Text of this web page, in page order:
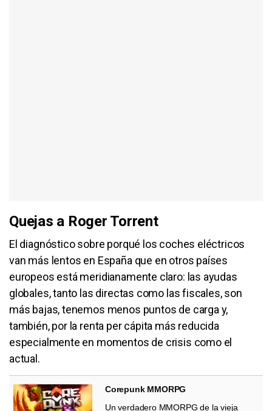
Quejas a Roger Torrent
El diagnóstico sobre porqué los coches eléctricos
van más lentos en España que en otros países
europeos está meridianamente claro: las ayudas
globales, tanto las directas como las fiscales, son
más bajas, tenemos menos puntos de carga y,
también, por la renta per cápita más reducida
especialmente en momentos de crisis como el
actual.
Corepunk MMORPG
Un verdadero MMORPG de la vieja